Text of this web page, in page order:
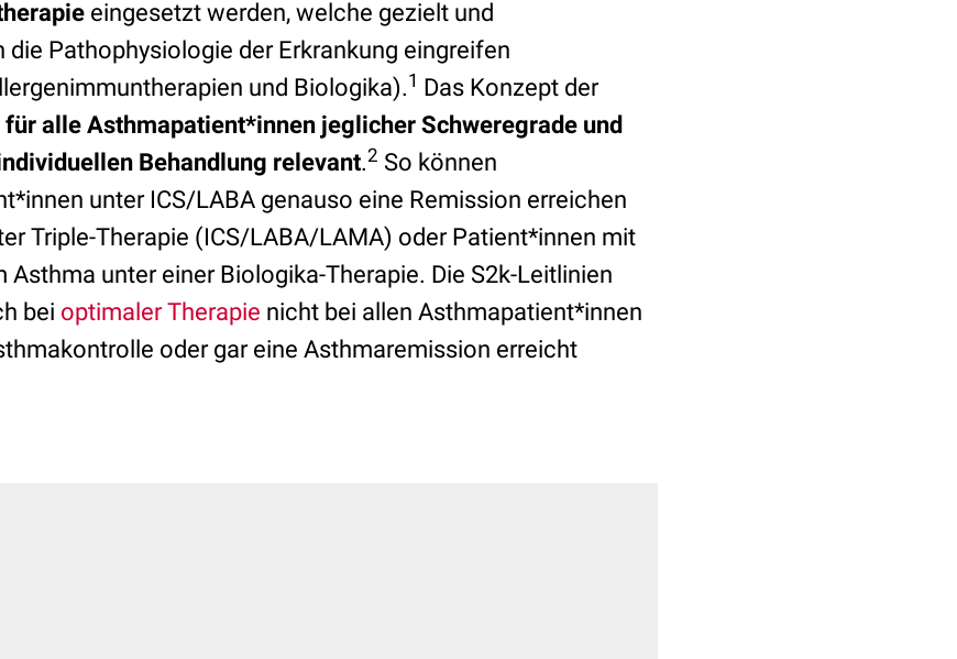
eingesetzt werden, welche gezielt und
die Pathophysiologie der Erkrankung eingreifen
und Biologika).1 Das Konzept der
alle Asthmapatient*innen jeglicher Schweregrade und
Behandlung relevant.2 So können
unter ICS/LABA genauso eine Remission erreichen
Triple-Therapie (ICS/LABA/LAMA) oder Patient*innen mit
Asthma unter einer Biologika-Therapie. Die S2k-Leitlinien
bei optimaler Therapie nicht bei allen Asthmapatient*innen
oder gar eine Asthmaremission erreicht